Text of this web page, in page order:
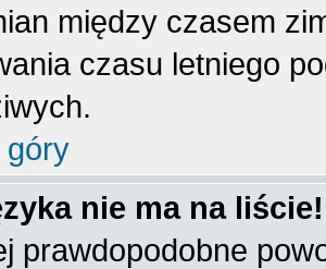
między czasem
czasu letniego
góry
nie ma na liście!
prawdopodobne